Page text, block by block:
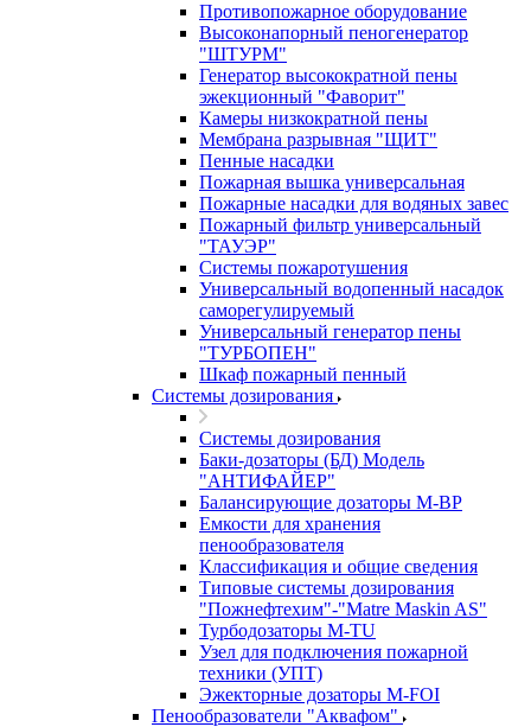
Противопожарное оборудование
Высоконапорный пеногенератор
"ШТУРМ"
Генератор высокократной пены
эжекционный "Фаворит"
Камеры низкократной пены
Мембрана разрывная "ЩИТ"
Пенные насадки
Пожарная вышка универсальная
Пожарные насадки для водяных завес
Пожарный фильтр универсальный
"ТАУЭР"
Системы пожаротушения
Универсальный водопенный насадок
саморегулируемый
Универсальный генератор пены
"ТУРБОПЕН"
Шкаф пожарный пенный
Системы дозирования
Системы дозирования
Баки-дозаторы (БД) Модель
"АНТИФАЙЕР"
Балансирующие дозаторы M-BP
Емкости для хранения
пенообразователя
Классификация и общие сведения
Типовые системы дозирования
"Пожнефтехим"-"Matre Maskin AS"
Турбодозаторы M-TU
Узел для подключения пожарной
техники (УПТ)
Эжекторные дозаторы М-FOI
Пенообразователи "Аквафом"